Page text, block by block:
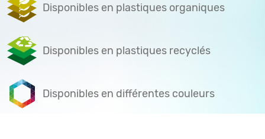
Disponibles en plastiques organiques
Disponibles en plastiques recyclés
Disponibles en différentes couleurs